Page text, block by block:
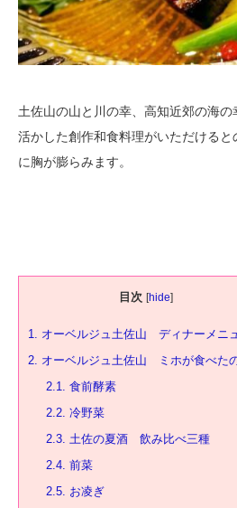
土佐山の山と川の幸、高知近郊の海
活かした創作和食料理がいただける
に胸が膨らみます。
目次 [hide]
1. オーベルジュ土佐山 ディナーメニ
2. オーベルジュ土佐山 ミホが食べた
2.1. 食前酵素
2.2. 冷野菜
2.3. 土佐の夏酒 飲み比べ三種
2.4. 前菜
2.5. お凌ぎ